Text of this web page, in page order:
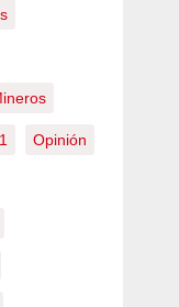
Opinión